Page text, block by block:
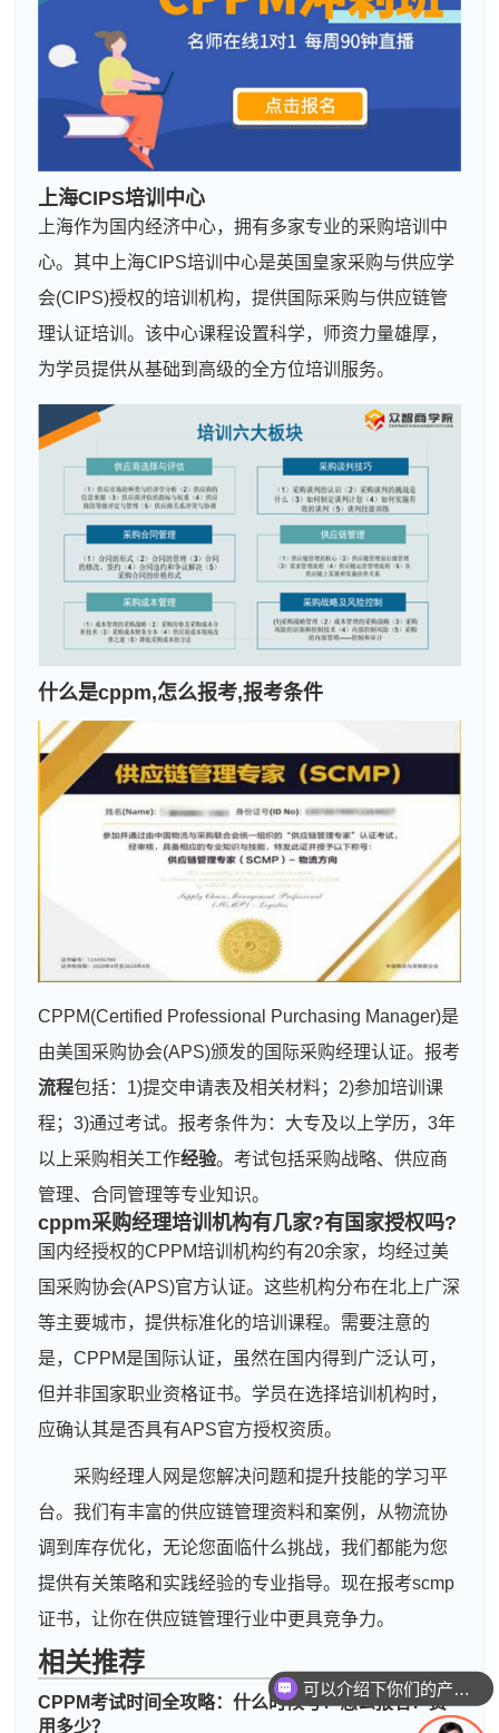
上海CIPS培训中心
上海作为国内经济中心，拥有多家专业的采购培训中
心。其中上海CIPS培训中心是英国皇家采购与供应学
会(CIPS)授权的培训机构，提供国际采购与供应链管
理认证培训。该中心课程设置科学，师资力量雄厚，
为学员提供从基础到高级的全方位培训服务。
什么是cppm,怎么报考,报考条件
CPPM(Certified Professional Purchasing Manager)是
由美国采购协会(APS)颁发的国际采购经理认证。报考
流程包括：1)提交申请表及相关材料；2)参加培训课
程；3)通过考试。报考条件为：大专及以上学历，3年
以上采购相关工作经验。考试包括采购战略、供应商
管理、合同管理等专业知识。
cppm采购经理培训机构有几家?有国家授权吗?
国内经授权的CPPM培训机构约有20余家，均经过美
国采购协会(APS)官方认证。这些机构分布在北上广深
等主要城市，提供标准化的培训课程。需要注意的
是，CPPM是国际认证，虽然在国内得到广泛认可，
但并非国家职业资格证书。学员在选择培训机构时，
应确认其是否具有APS官方授权资质。
采购经理人网是您解决问题和提升技能的学习平
台。我们有丰富的供应链管理资料和案例，从物流协
调到库存优化，无论您面临什么挑战，我们都能为您
提供有关策略和实践经验的专业指导。现在报考scmp
证书，让你在供应链管理行业中更具竞争力。
相关推荐
CPPM考试时间全攻略：什么时候考？怎么报名？费
用多少？
周** 133****9957 2026-08-04